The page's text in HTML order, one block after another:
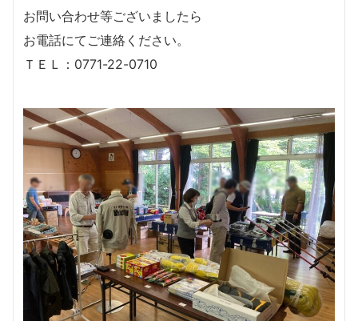
お問い合わせ等ございましたら
お電話にてご連絡ください。
ＴＥＬ：0771-22-0710